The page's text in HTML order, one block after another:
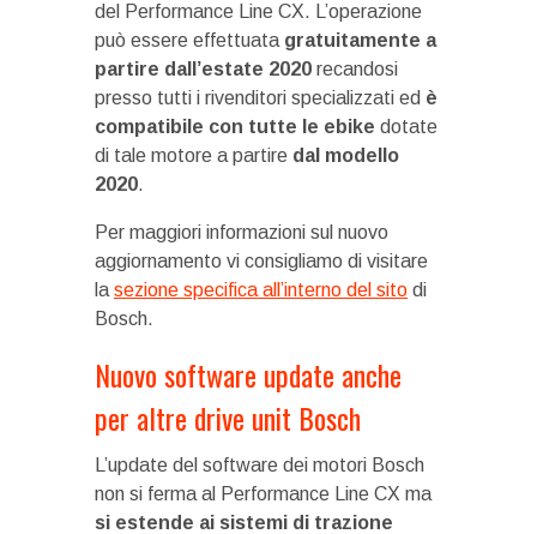
del Performance Line CX. L’operazione
può essere effettuata gratuitamente a
partire dall’estate 2020 recandosi
presso tutti i rivenditori specializzati ed è
compatibile con tutte le ebike dotate
di tale motore a partire dal modello
2020.
Per maggiori informazioni sul nuovo
aggiornamento vi consigliamo di visitare
la sezione specifica all’interno del sito di
Bosch.
Nuovo software update anche
per altre drive unit Bosch
L’update del software dei motori Bosch
non si ferma al Performance Line CX ma
si estende ai sistemi di trazione